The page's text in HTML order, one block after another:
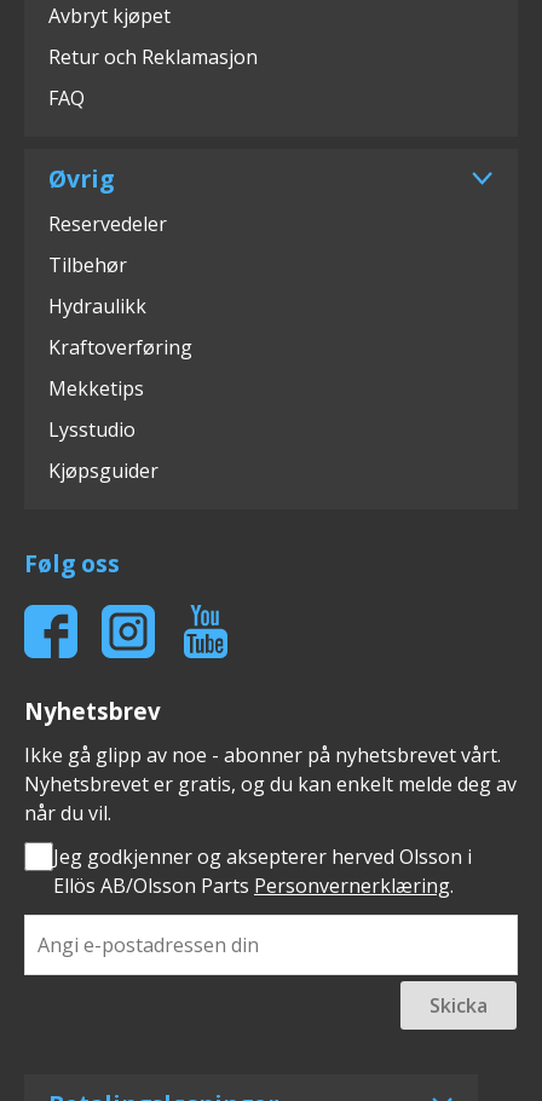
Avbryt kjøpet
Retur och Reklamasjon
FAQ
Øvrig
Reservedeler
Tilbehør
Hydraulikk
Kraftoverføring
Mekketips
Lysstudio
Kjøpsguider
Følg oss
Nyhetsbrev
Ikke gå glipp av noe - abonner på nyhetsbrevet vårt.
Nyhetsbrevet er gratis, og du kan enkelt melde deg av
når du vil.
Jeg godkjenner og aksepterer herved Olsson i
Ellös AB/Olsson Parts Personvernerklæring.
Skicka